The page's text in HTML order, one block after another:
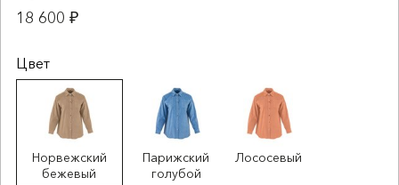
18 600 ₽
Цвет
Норвежский
бежевый
Парижский
голубой
Лососевый